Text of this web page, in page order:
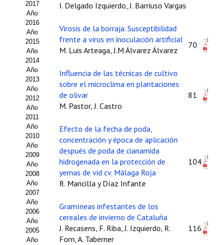
Equipo Editorial
Leer revista ITEA
Directrices para autores/as
Políticas Editoriales
Propuesta Volumen Especial
Sello Calidad FECYT
Premio Prensa Agraria
Buscador de Artículos
JORNADAS AIDA
Presentación Jornadas
Comunicaciones
Jornadas PAM 2026
2017
Año
2016
Año
2015
Año
2014
Año
2013
Año
2012
Año
2011
Año
2010
Año
2009
Año
2008
Año
2007
Año
2006
Año
2005
Año
I. Delgado Izquierdo, J. Barriuso Vargas
Virosis de la borraja. Susceptibilidad
frente a virus en inoculación artificial
M. Luis Arteaga, J.M Álvarez Álvarez
70
Influencia de las técnicas de cultivo
sobre el microclima en plantaciones
de olivar
M. Pastor, J. Castro
81
Efecto de la fecha de poda,
concentración y época de aplicación
después de poda de cianamida
hidrogenada en la protección de
yemas de vid cv. Málaga Roja
R. Mancilla y Díaz Infante
104
Gramíneas infestantes de los
cereales de invierno de Cataluña
J. Recasens, F. Riba, J. Izquierdo, R.
Forn, A. Taberner
116